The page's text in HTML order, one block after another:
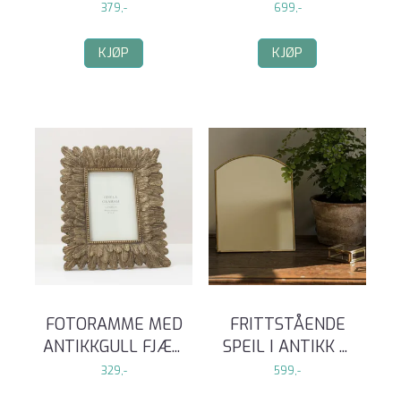
379,-
KJØP
699,-
KJØP
FOTORAMME MED
ANTIKKGULL FJÆ...
329,-
FRITTSTÅENDE
SPEIL I ANTIKK ...
599,-